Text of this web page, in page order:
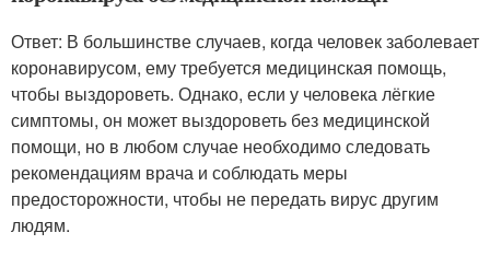
Ответ: В большинстве случаев, когда человек заболевает
коронавирусом, ему требуется медицинская помощь,
чтобы выздороветь. Однако, если у человека лёгкие
симптомы, он может выздороветь без медицинской
помощи, но в любом случае необходимо следовать
рекомендациям врача и соблюдать меры
предосторожности, чтобы не передать вирус другим
людям.